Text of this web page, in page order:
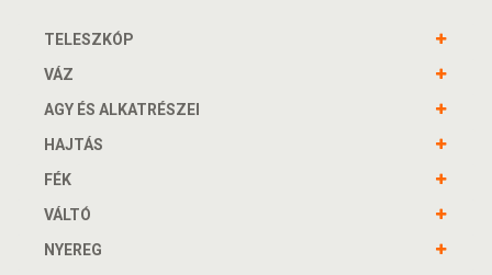
TELESZKÓP
VÁZ
AGY ÉS ALKATRÉSZEI
HAJTÁS
FÉK
VÁLTÓ
NYEREG